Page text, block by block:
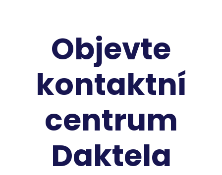
Objevte
kontaktní
centrum
Daktela